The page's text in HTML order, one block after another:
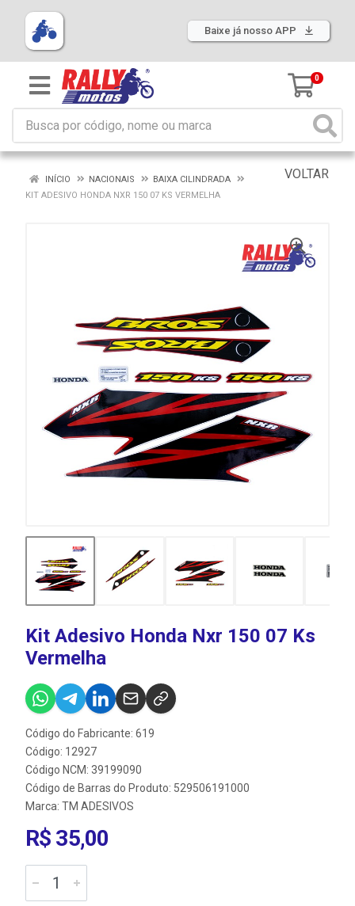
Baixe já nosso APP
0
VOLTAR
INÍCIO NACIONAIS
BAIXA CILINDRADA
KIT ADESIVO HONDA NXR 150 07 KS VERMELHA
Kit Adesivo Honda Nxr 150 07 Ks
Vermelha
Código do Fabricante: 619
Código: 12927
Código NCM: 39199090
Código de Barras do Produto: 529506191000
Marca: TM ADESIVOS
R$ 35,00